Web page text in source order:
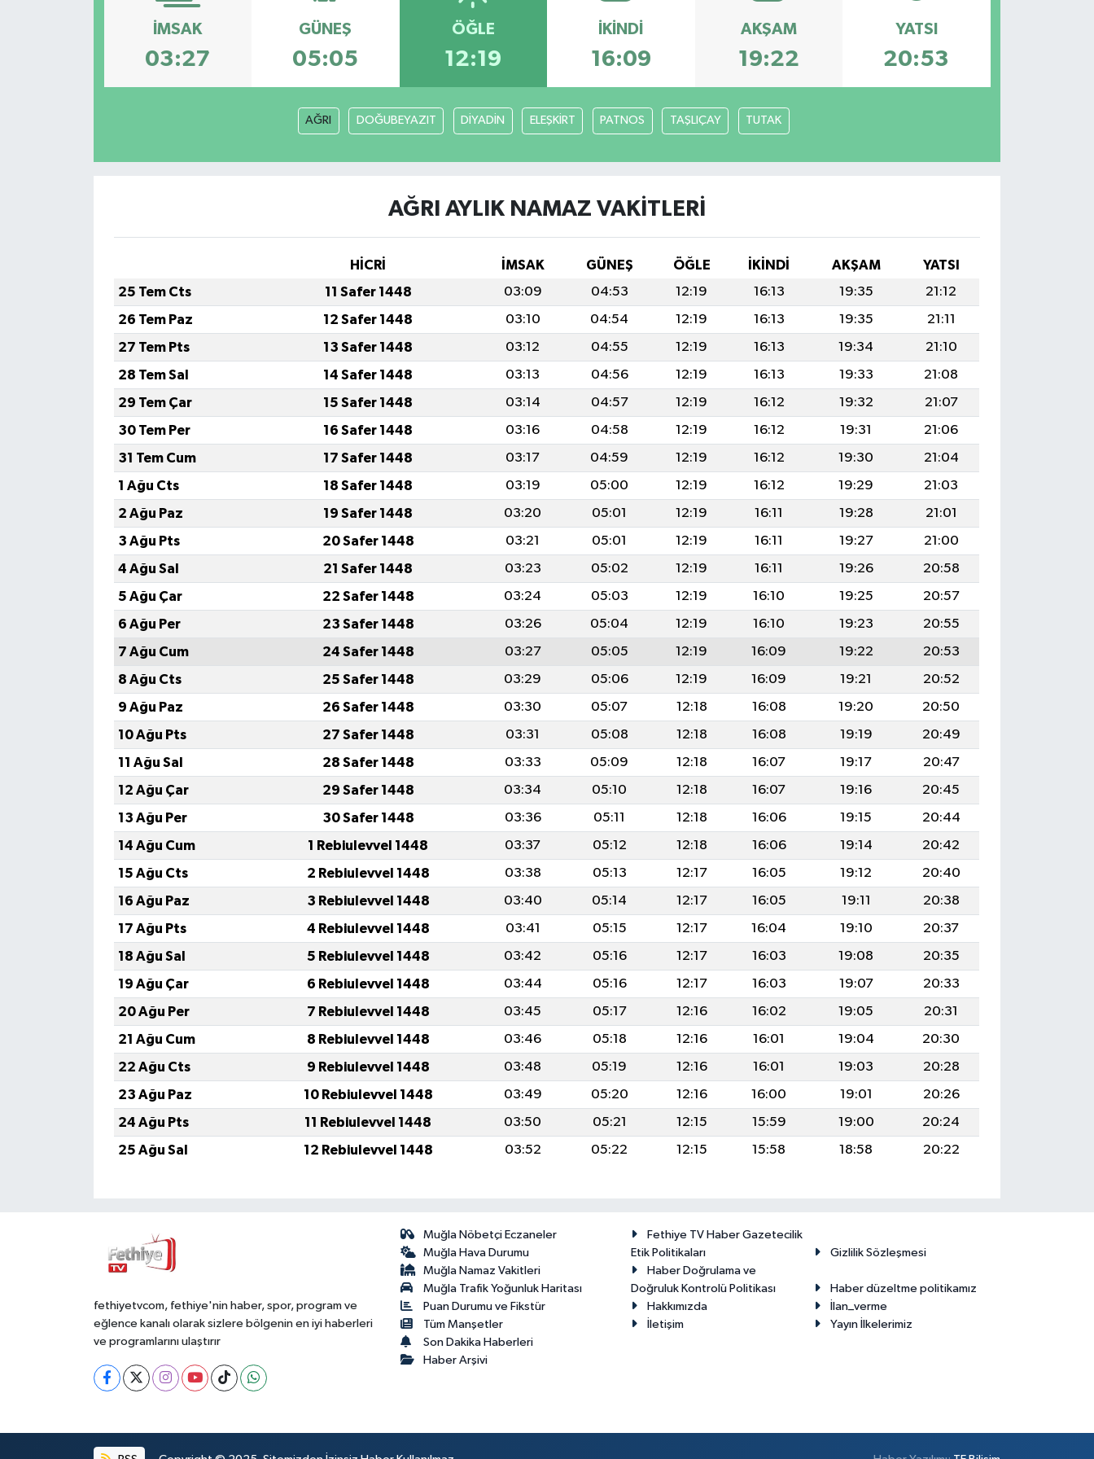
İMSAK
03:27
GÜNEŞ
05:05
ÖĞLE
12:19
İKINDI
16:09
AKŞAM
19:22
YATSI
20:53
AĞRI DOĞUBEYAZIT DİYADİN ELEŞKİRT PATNOS TAŞLIÇAY TUTAK
AĞRI AYLIK NAMAZ VAKITLERI
HİCRİ İMSAK GÜNEŞ ÖĞLE İKINDI AKŞAM
YATSI
25 Tem Cts
11 Safer 1448 03:09 04:53 12:19 16:13 19:35
21:12
26 Tem Paz
12 Safer 1448 03:10 04:54 12:19 16:13 19:35
21:11
27 Tem Pts
13 Safer 1448 03:12 04:55 12:19 16:13 19:34
21:10
28 Tem Sal
14 Safer 1448 03:13 04:56 12:19 16:13 19:33
21:08
29 Tem Çar
15 Safer 1448 03:14 04:57 12:19 16:12 19:32
21:07
30 Tem Per
16 Safer 1448 03:16 04:58 12:19 16:12 19:31
21:06
31 Tem Cum
17 Safer 1448 03:17 04:59 12:19 16:12 19:30
21:04
1 Ağu Cts
18 Safer 1448 03:19 05:00 12:19 16:12 19:29
21:03
2 Ağu Paz
19 Safer 1448 03:20 05:01 12:19 16:11 19:28
21:01
3 Ağu Pts
20 Safer 1448 03:21 05:01 12:19 16:11 19:27
21:00
4 Ağu Sal
21 Safer 1448 03:23 05:02 12:19 16:11 19:26
20:58
5 Ağu Çar
22 Safer 1448 03:24 05:03 12:19 16:10 19:25
20:57
6 Ağu Per
23 Safer 1448 03:26 05:04 12:19 16:10 19:23
20:55
7 Ağu Cum
24 Safer 1448 03:27 05:05 12:19 16:09 19:22
20:53
8 Ağu Cts
25 Safer 1448 03:29 05:06 12:19 16:09 19:21
20:52
9 Ağu Paz
26 Safer 1448 03:30 05:07 12:18 16:08 19:20
20:50
10 Ağu Pts
27 Safer 1448 03:31 05:08 12:18 16:08 19:19
20:49
11 Ağu Sal
28 Safer 1448 03:33 05:09 12:18 16:07 19:17
20:47
12 Ağu Çar
29 Safer 1448 03:34 05:10 12:18 16:07 19:16
20:45
13 Ağu Per
30 Safer 1448 03:36 05:11 12:18 16:06 19:15
20:44
14 Ağu Cum
1 Rebiulevvel 1448 03:37 05:12 12:18 16:06 19:14
20:42
15 Ağu Cts
2 Rebiulevvel 1448 03:38 05:13 12:17 16:05 19:12
20:40
16 Ağu Paz
3 Rebiulevvel 1448 03:40 05:14 12:17 16:05 19:11
20:38
17 Ağu Pts
4 Rebiulevvel 1448 03:41 05:15 12:17 16:04 19:10
20:37
18 Ağu Sal
5 Rebiulevvel 1448 03:42 05:16 12:17 16:03 19:08
20:35
19 Ağu Çar
6 Rebiulevvel 1448 03:44 05:16 12:17 16:03 19:07
20:33
20 Ağu Per
7 Rebiulevvel 1448 03:45 05:17 12:16 16:02 19:05
20:31
21 Ağu Cum
8 Rebiulevvel 1448 03:46 05:18 12:16 16:01 19:04
20:30
22 Ağu Cts
9 Rebiulevvel 1448 03:48 05:19 12:16 16:01 19:03
20:28
23 Ağu Paz
10 Rebiulevvel 1448 03:49 05:20 12:16 16:00 19:01
20:26
24 Ağu Pts
11 Rebiulevvel 1448 03:50 05:21 12:15 15:59 19:00
20:24
25 Ağu Sal
12 Rebiulevvel 1448 03:52 05:22 12:15 15:58 18:58 20:22
fethiyetvcom, fethiye'nin haber, spor, program ve
eğlence kanalı olarak sizlere bölgenin en iyi haberleri
ve programlarını ulaştırır
Muğla Nöbetçi Eczaneler
Muğla Hava Durumu
Muğla Namaz Vakitleri
Muğla Trafik Yoğunluk Haritası
Puan Durumu ve Fikstür
Tüm Manşetler
Son Dakika Haberleri
Haber Arşivi
Fethiye TV Haber Gazetecilik
Etik Politikaları
Gizlilik Sözleşmesi
Haber Doğrulama ve
Doğruluk Kontrolü Politikası
Haber düzeltme politikamız
Hakkımızda
İlan_verme
İletişim
Yayın İlkelerimiz